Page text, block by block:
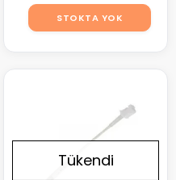
STOKTA YOK
Tükendi